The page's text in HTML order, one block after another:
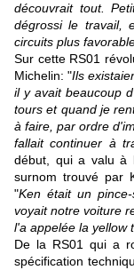
découvrait tout.
dégrossi le travail,
circuits plus
Sur cette RS01
Michelin: "Ils
il y avait beaucoup
tours et quand je
à faire, par ordre
fallait continuer à
début, qui a valu à
surnom trouvé par
"Ken était un
voyait notre voiture
l'a appelée la yellow
De la RS01 qui a
spécification